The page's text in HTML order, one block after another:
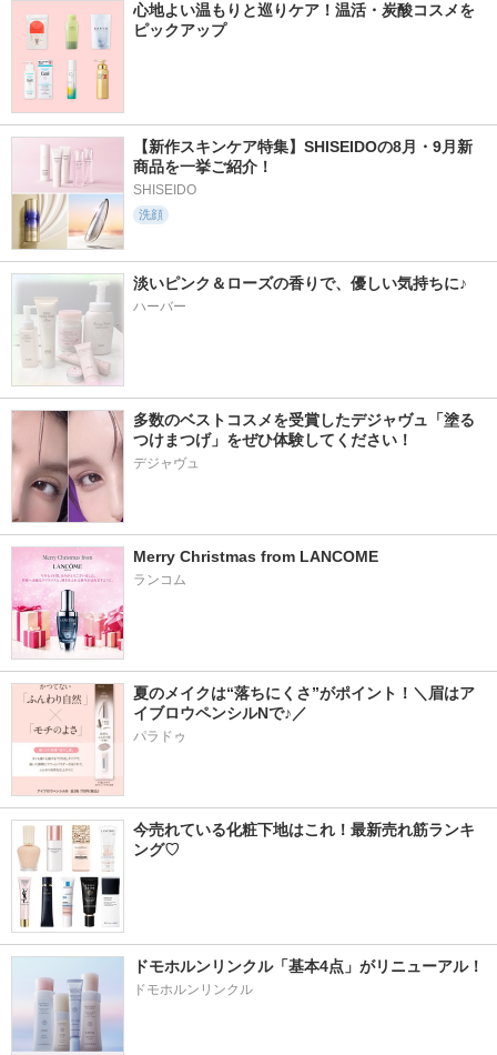
心地よい温もりと巡りケア！温活・炭酸コスメを
ピックアップ
【新作スキンケア特集】SHISEIDOの8月・9月新
商品を一挙ご紹介！
SHISEIDO
洗顔
淡いピンク＆ローズの香りで、優しい気持ちに♪
ハーバー
多数のベストコスメを受賞したデジャヴュ「塗る
つけまつげ」をぜひ体験してください！
デジャヴュ
Merry Christmas from LANCOME
ランコム
夏のメイクは“落ちにくさ”がポイント！＼眉はア
イブロウペンシルNで♪／
パラドゥ
今売れている化粧下地はこれ！最新売れ筋ランキ
ング♡
ドモホルンリンクル「基本4点」がリニューアル！
ドモホルンリンクル